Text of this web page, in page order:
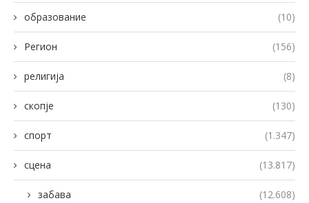
образование (10)
Регион (156)
религија (8)
скопје (130)
спорт (1.347)
сцена (13.817)
забава (12.608)